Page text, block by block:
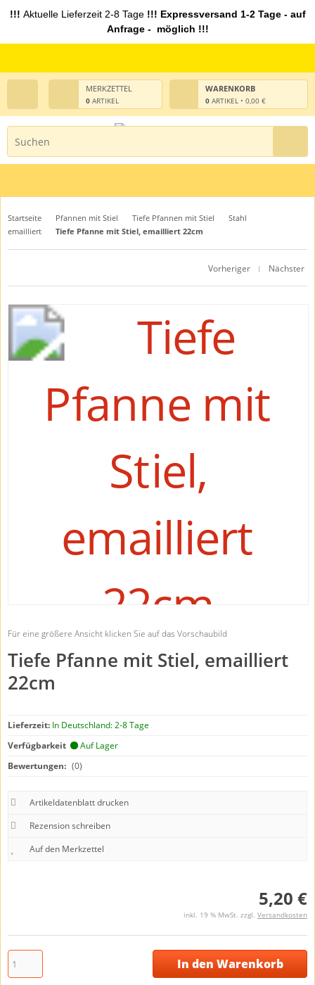
!!! Aktuelle Lieferzeit 2-8 Tage !!! Expressversand 1-2 Tage - auf
Anfrage - möglich !!!
WARENKORB
0 ARTIKEL • 0,00 €
MERKZETTEL
0 ARTIKEL
Startseite Pfannen mit Stiel Tiefe Pfannen mit Stiel
Stahl
emailliert
Tiefe Pfanne mit Stiel, emailliert 22cm
Vorheriger | Nächster
Für eine größere Ansicht klicken Sie auf das Vorschaubild
Tiefe Pfanne mit Stiel, emailliert
22cm
Lieferzeit: In Deutschland: 2-8 Tage
Verfügbarkeit
Auf Lager
Bewertungen: (0)
Artikeldatenblatt drucken
Rezension schreiben
5,20 €
inkl. 19 % MwSt. zzgl. Versandkosten
In den Warenkorb